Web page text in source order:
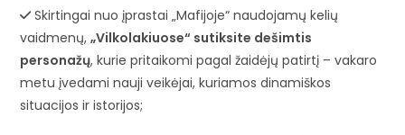
Skirtingai nuo įprastai „Mafijoje“ naudojamų kelių
vaidmenų,„Vilkolakiuose“ sutiksite dešimtis
personažų, kurie pritaikomi pagal žaidėjų patirtį – vakaro
metu įvedami nauji veikėjai, kuriamos dinamiškos
situacijos ir istorijos;